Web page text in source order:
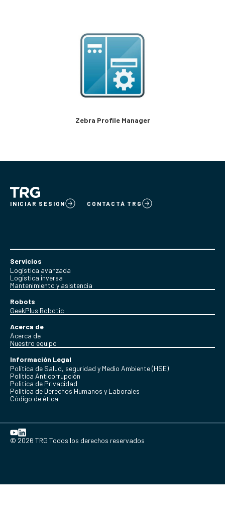
Zebra Profile Manager
INICIAR SESION CONTACTÁ TRG
Servicios
Logística avanzada
Logística inversa
Mantenimiento y asistencia
Robots
GeekPlus Robotic
Acerca de
Acerca de
Nuestro equipo
Información Legal
Política de Salud, seguridad y Medio Ambiente (HSE)
Política Anticorrupción
Politica de Privacidad
Política de Derechos Humanos y Laborales
Código de ética
© 2026 TRG Todos los derechos reservados